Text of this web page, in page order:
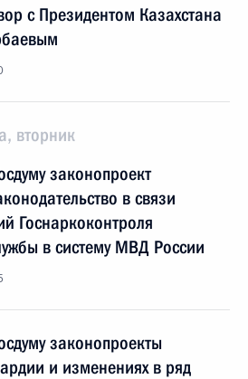
с Президентом Казахстана
вторник
законопроект
в связи
Госнаркоконтроля
в систему МВД России
законопроекты
и изменениях в ряд